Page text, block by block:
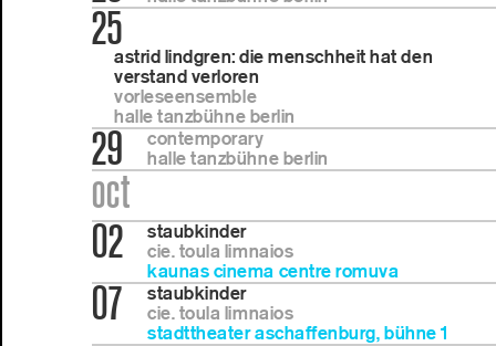
25
astrid lindgren: die menschheit hat den
verstand verloren
vorleseensemble
halle tanzbühne berlin
29
contemporary
halle tanzbühne berlin
oct
02
staubkinder
cie. toula limnaios
kaunas cinema centre romuva
07
staubkinder
cie. toula limnaios
stadttheater aschaffenburg, bühne 1